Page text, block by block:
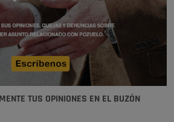
TUS OPINIONES EN EL BUZÓN